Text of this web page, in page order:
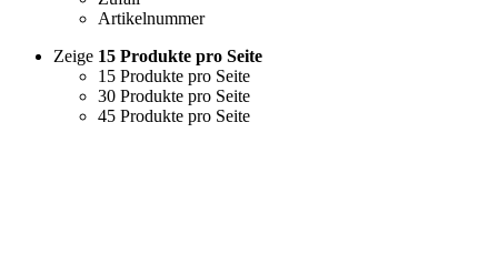
Artikelnummer
Zeige 15 Produkte pro Seite
15 Produkte pro Seite
30 Produkte pro Seite
45 Produkte pro Seite